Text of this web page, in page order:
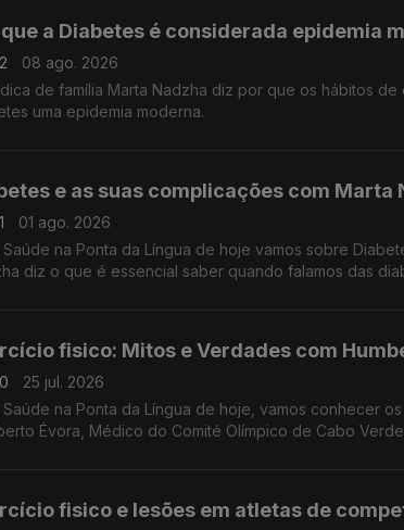
que a Diabetes é considerada epidemia
08 ago. 2026
de família Marta Nadzha diz por que os hábitos
uma epidemia moderna.
e as suas complicações com Marta
01 ago. 2026
Saúde na Ponta da Língua de hoje vamos sobre
diz o que é essencial saber quando falamos das
fisico: Mitos e Verdades com
25 jul. 2026
Saúde na Ponta da Língua de hoje, vamos conhecer
Évora, Médico do Comité Olímpico de Cabo
fisico e lesões em atletas de